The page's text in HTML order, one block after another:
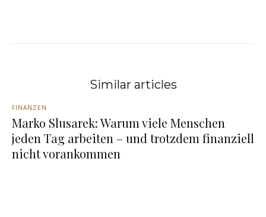
Similar articles
FINANZEN
Marko Slusarek: Warum viele Menschen
jeden Tag arbeiten – und trotzdem finanziell
nicht vorankommen